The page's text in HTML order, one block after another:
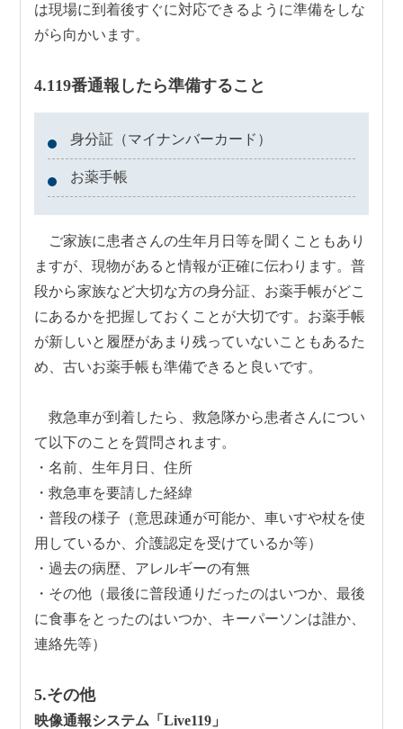
は現場に到着後すぐに対応できるように準備をしな
がら向かいます。
4.119番通報したら準備すること
身分証（マイナンバーカード）
お薬手帳
ご家族に患者さんの生年月日等を聞くこともあり
ますが、現物があると情報が正確に伝わります。普
段から家族など大切な方の身分証、お薬手帳がどこ
にあるかを把握しておくことが大切です。お薬手帳
が新しいと履歴があまり残っていないこともあるた
め、古いお薬手帳も準備できると良いです。
救急車が到着したら、救急隊から患者さんについ
て以下のことを質問されます。
・名前、生年月日、住所
・救急車を要請した経緯
・普段の様子（意思疎通が可能か、車いすや杖を使
用しているか、介護認定を受けているか等）
・過去の病歴、アレルギーの有無
・その他（最後に普段通りだったのはいつか、最後
に食事をとったのはいつか、キーパーソンは誰か、
連絡先等）
5.その他
映像通報システム「Live119」